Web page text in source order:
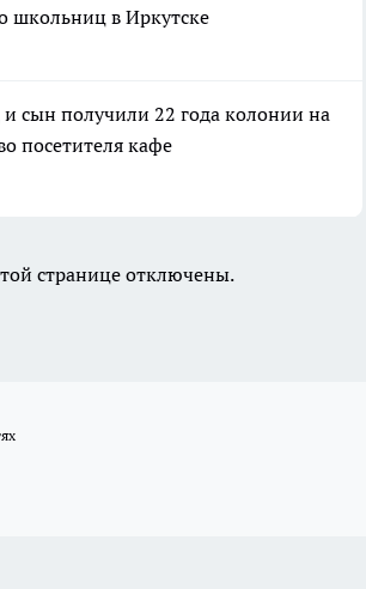
школьниц в Иркутске
и сын получили 22 года колонии на
посетителя кафе
странице отключены.